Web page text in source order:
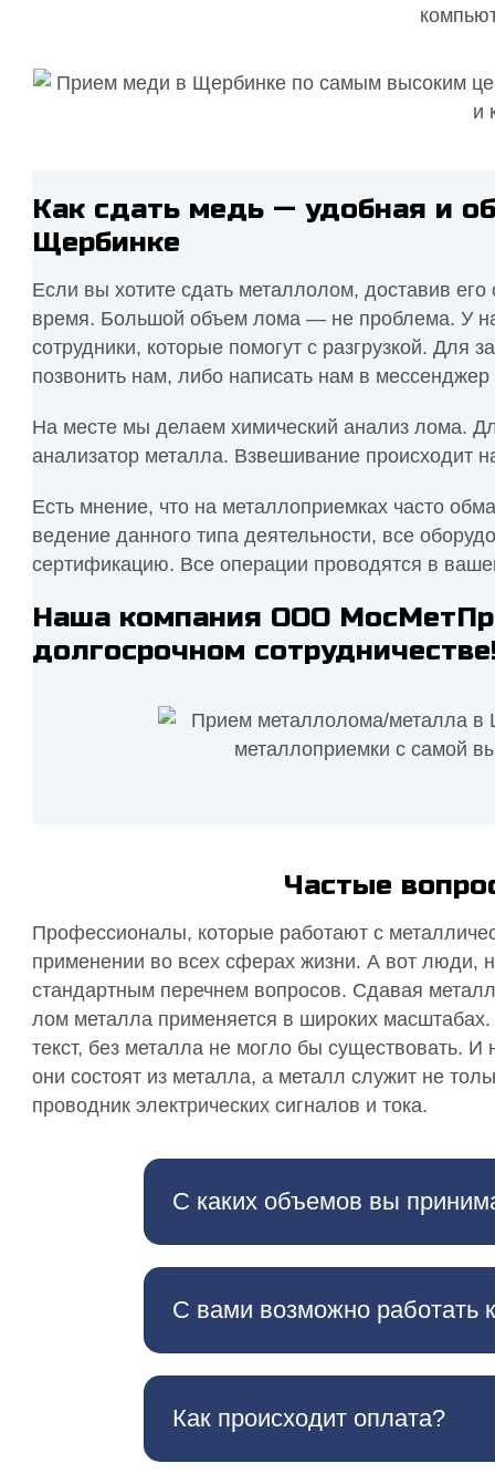
Как сдать медь — удобная и
Щербинке
Если вы хотите сдать металлолом, доставив
время. Большой объем лома — не проблема. У
сотрудники, которые помогут с разгрузкой. Для
позвонить нам, либо написать нам в мессенджер
На месте мы делаем химический анализ лома.
анализатор металла. Взвешивание происходит
Есть мнение, что на металлоприемках часто
ведение данного типа деятельности, все
сертификацию. Все операции проводятся в
Наша компания ООО
долгосрочном
Частые
Профессионалы, которые работают с
применении во всех сферах жизни. А вот люди,
стандартным перечнем вопросов. Сдавая
лом металла применяется в широких масштабах.
текст, без металла не могло бы существовать.
они состоят из металла, а металл служит не
проводник электрических сигналов и тока.
С каких объемов вы
С вами возможно работать
Как происходит оплата?